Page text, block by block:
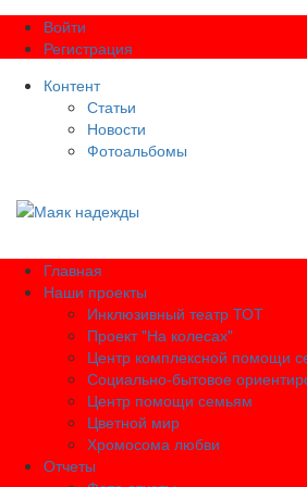
Войти
Регистрация
Контент
Статьи
Новости
Фотоальбомы
Главная
Наши проекты
Инклюзивный театр ТОТ
Проект "На колесах"
Центр комплексной помощи
Социально-бытовое
Центр помощи семьям
Цветной мир
Хромосома любви
Отчеты